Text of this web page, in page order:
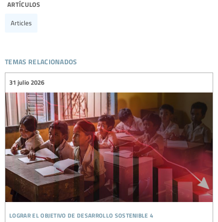
artículos
Articles
temas relacionados
lograr el objetivo de desarrollo sostenible 4
31 julio 2026